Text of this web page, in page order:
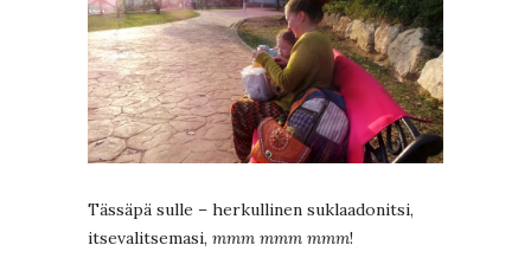
Tässäpä sulle – herkullinen suklaadonitsi,
itsevalitsemasi, mmm mmm mmm!